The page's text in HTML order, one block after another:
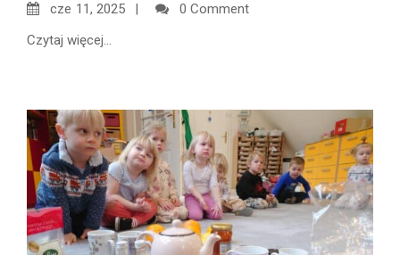
cze 11, 2025
0 Comment
Czytaj więcej...